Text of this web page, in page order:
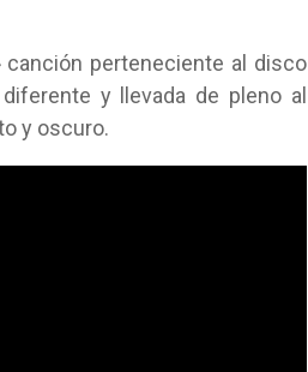
canción perteneciente al disco
y llevada de pleno al
y oscuro.